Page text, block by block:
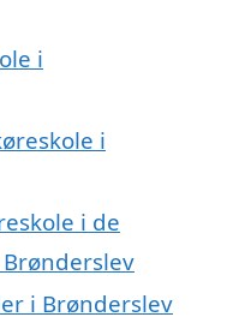
i
i
i de
i Brønderslev